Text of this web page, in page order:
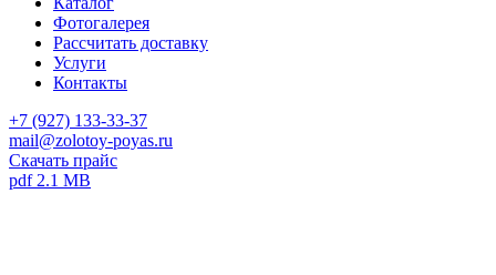
Фотогалерея
Рассчитать доставку
Услуги
Контакты
+7 (927) 133-33-37
mail@zolotoy-poyas.ru
Скачать прайс
pdf 2.1 MB